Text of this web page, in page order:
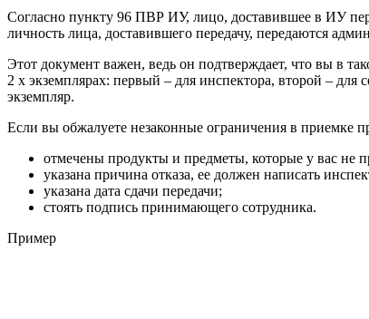
Согласно пункту 96 ПВР ИУ, лицо, доставившее в ИУ
личность лица, доставившего передачу, передаются
Этот документ важен, ведь он подтверждает, что вы в
2 х экземплярах: первый – для инспектора, второй – для
экземпляр.
Если вы обжалуете незаконные ограничения в приемке
отмечены продукты и предметы, которые у вас не
указана причина отказа, ее должен написать
указана дата сдачи передачи;
стоять подпись принимающего сотрудника.
Пример